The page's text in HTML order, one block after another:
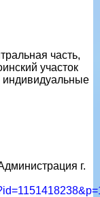
часть,
участок
индивидуальные
г.